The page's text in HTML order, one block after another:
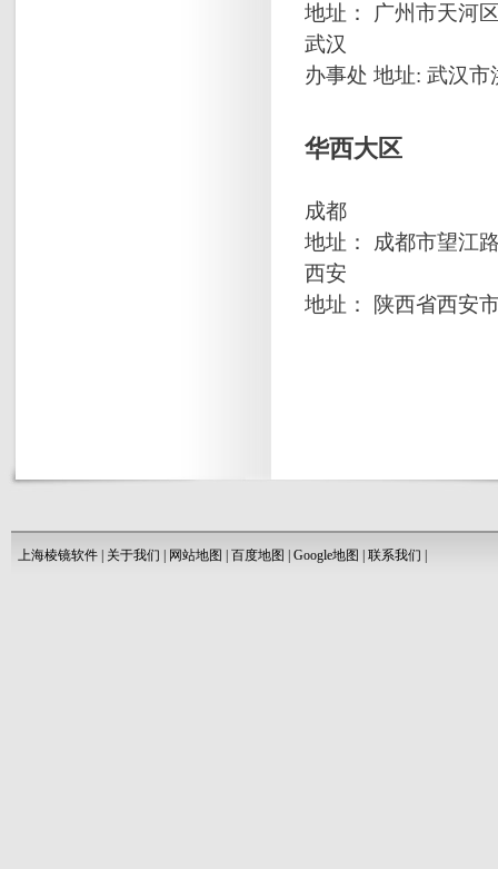
地址： 广州市天河
武汉
办事处 地址: 武汉
华西大区
成都
地址： 成都市望江
西安
地址： 陕西省西安
上海棱镜软件 关于我们 网站地图 百度地图 Google地图 联系我们